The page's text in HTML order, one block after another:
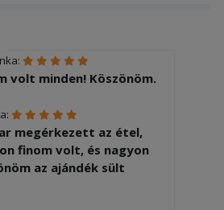
volt minden! Köszönöm.
megérkezett az étel,
finom volt, és nagyon
az ajándék sült